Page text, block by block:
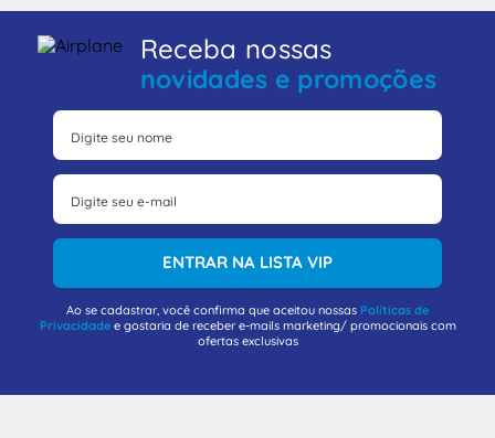
Receba nossas
novidades e promoções
ENTRAR NA LISTA VIP
Ao se cadastrar, você confirma que aceitou nossas Políticas de
Privacidadee gostaria de receber e-mails marketing/ promocionais com
ofertas exclusivas